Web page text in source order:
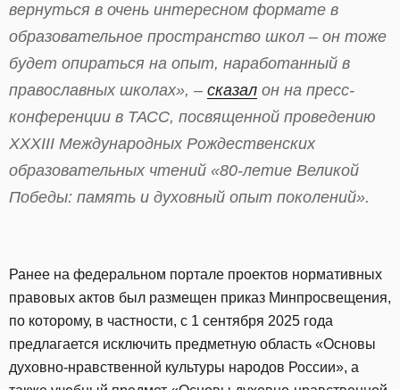
вернуться в очень интересном формате в
образовательное пространство школ – он тоже
будет опираться на опыт, наработанный в
православных школах», – сказал он на пресс-
конференции в ТАСС, посвященной проведению
XXXIII Международных Рождественских
образовательных чтений «80-летие Великой
Победы: память и духовный опыт поколений».
Ранее на федеральном портале проектов нормативных
правовых актов был размещен приказ Минпросвещения,
по которому, в частности, с 1 сентября 2025 года
предлагается исключить предметную область «Основы
духовно-нравственной культуры народов России», а